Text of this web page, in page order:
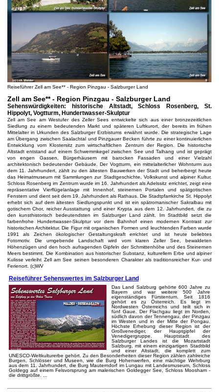
Reiseführer Zell am See** - Region Pinzgau - Salzburger Land
Zell am See** - Region Pinzgau - Salzburger Land
Sehenswürdigkeiten: historische Altstadt, Schloss Rosenberg, St.
Hippolyt, Vogtturm, Hundertwasser-Skulptur
Zell am See am Westufer des Zeller Sees entwickelte sich aus einer bronzezeitlichen
Siedlung zu einem bedeutenden Markt und späteren Luftkurort, der bereits im frühen
Mittelalter in Urkunden des Salzburger Erzbistums erwähnt wurde. Die strategische Lage
am Übergang zwischen Saalachtal und Pinzgauer Becken führte zu einer kontinuierlichen
Entwicklung vom Klostersitz zum wirtschaftlichen Zentrum der Region. Die historische
Altstadt entstand auf einem Schwemmkegel zwischen See und Talhang und ist geprägt
von engen Gassen, Bürgerhäusern mit barocken Fassaden und einer Vielzahl
architektonisch bedeutender Gebäude. Der Vogtturm, ein mittelalterlicher Wohnturm aus
dem 11. Jahrhundert, zählt zu den ältesten Bauwerken der Stadt und beherbergt heute
das Heimatmuseum mit Sammlungen zur Stadtgeschichte, Volkskunst und alpiner Kultur.
Schloss Rosenberg im Zentrum wurde im 16. Jahrhundert als Adelssitz errichtet, zeigt eine
repräsentative Vierflügelanlage mit Innenhof, steinernen Portalen und spätgotischen
Fenstern und dient seit dem 19. Jahrhundert als Rathaus. Die Stadtpfarrkirche St. Hippolyt
erhebt sich auf dem ältesten Siedlungspunkt und ist ein spätromanischer Sakralbau mit
gotischem Chor, reicher Ausstattung und einer Krypta aus dem 12. Jahrhundert, die zu
den kunsthistorisch bedeutendsten im Salzburger Land zählt. Im Stadtbild setzt die
farbenfrohe Hundertwasser-Skulptur vor dem Bahnhof einen modernen Kontrast zur
historischen Architektur. Die Figur mit organischen Formen und leuchtenden Farben wurde
1991 als Zeichen ökologischer Gestaltungskraft errichtet und ist heute beliebtes
Fotomotiv. Die umgebende Landschaft wird vom klaren Zeller See, bewaldeten
Höhenzügen und den hoch aufragenden Gipfeln der Schmittenhöhe und des Steinernen
Meers bestimmt. Die Kombination aus historischer Substanz, kulturellem Erbe und alpiner
Kulisse verleiht Zell am See seinen besonderen Charakter als traditionsreicher Kur- und
Ferienort. (c)WV
Reiseführer Sehenswertes im Salzburger Land
Das Land Salzburg gehörte 600 Jahre zu
Bayern und war weitere 500 Jahre
eigenständiges Fürstentum. Seit 1816
gehört es zu Österreich. Es liegt im
Nordwesten Österreichs und teilt sich in
fünf Gaue. Der Flachgau liegt im Norden,
südlich davon der Tennengau, der Pinzgau
im Westen und in der Mitte der Pongau.
Höchste Erhebung dieser Region ist der
Großvenediger, der Hauptgipfel der
Venedigergruppe. Hauptstadt des
Salzburger Landes ist die Mozartstadt
Salzburg, mit einem einzigartigen Stadtbild
und einer Altstadt, die komplett zum
UNESCO-Weltkulturerbe gehört. Zu den Besonderheiten dieser Region zählen zahlreiche
Burgen, Schlösser und Museen, wie die Burg Hohenwerfen, eine mächtige Wehrburg
aus dem 11. Jahrhundert, die Burg Mauterndorf im Lungau mit Landesmuseum, Schloss
Goldegg auf einem Felsvorsprung am malerischen Goldegger See, Schloss Moosham -
die drittgrößte. ...